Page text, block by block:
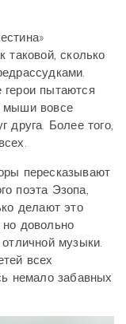
таковой, сколько
пытаются
мыши вовсе
друга. Более того,
пересказывают
поэта Эзопа,
делают это
довольно
музыки.
всех
немало забавных